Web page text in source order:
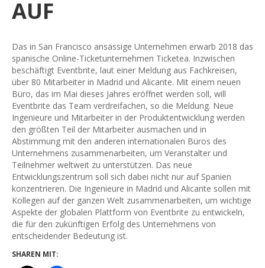
AUF
Das in San Francisco ansässige Unternehmen erwarb 2018 das
spanische Online-Ticketunternehmen Ticketea. Inzwischen
beschäftigt Eventbrite, laut einer Meldung aus Fachkreisen,
über 80 Mitarbeiter in Madrid und Alicante. Mit einem neuen
Büro, das im Mai dieses Jahres eröffnet werden soll, will
Eventbrite das Team verdreifachen, so die Meldung. Neue
Ingenieure und Mitarbeiter in der Produktentwicklung werden
den größten Teil der Mitarbeiter ausmachen und in
Abstimmung mit den anderen internationalen Büros des
Unternehmens zusammenarbeiten, um Veranstalter und
Teilnehmer weltweit zu unterstützen. Das neue
Entwicklungszentrum soll sich dabei nicht nur auf Spanien
konzentrieren. Die Ingenieure in Madrid und Alicante sollen mit
Kollegen auf der ganzen Welt zusammenarbeiten, um wichtige
Aspekte der globalen Plattform von Eventbrite zu entwickeln,
die für den zukünftigen Erfolg des Unternehmens von
entscheidender Bedeutung ist.
SHAREN MIT: